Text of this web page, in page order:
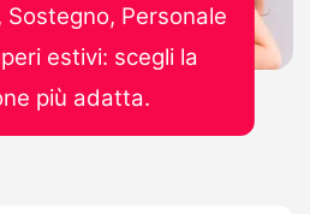
Sostegno, Personale
estivi: scegli la
più adatta.